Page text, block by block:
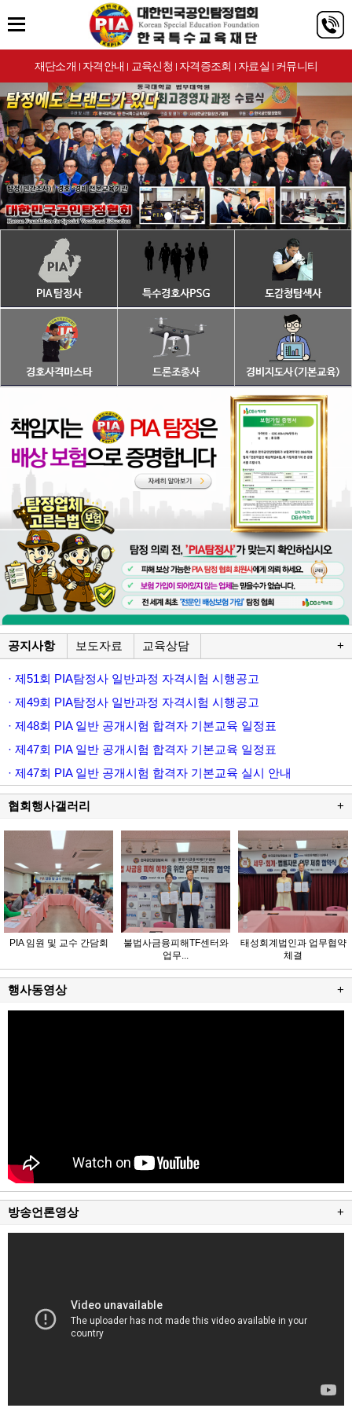
재단소개 | 자격안내 | 교육신청 | 자격증조회 | 자료실 | 커뮤니티
공지사항 보도자료 교육상담 +
· 제51회 PIA탐정사 일반과정 자격시험 시행공고
· 제49회 PIA탐정사 일반과정 자격시험 시행공고
· 제48회 PIA 일반 공개시험 합격자 기본교육 일정표
· 제47회 PIA 일반 공개시험 합격자 기본교육 일정표
· 제47회 PIA 일반 공개시험 합격자 기본교육 실시 안내
협회행사갤러리 +
PIA 임원 및 교수 간담회
불법사금융피해TF센터와
업무...
태성회계법인과 업무협약
체결
행사동영상 +
방송언론영상 +